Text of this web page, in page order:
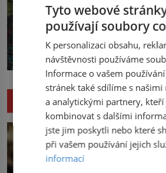
NENECHTE SI UJÍT DALŠÍ
Tyto webové
používají soubory
K personalizaci obsahu,
návštěvnosti používáme
Informace o vašem
stránek také sdílíme s
a analytickými partnery,
kombinovat s dalšími
jste jim poskytli nebo které
při vašem používání jejich
informací